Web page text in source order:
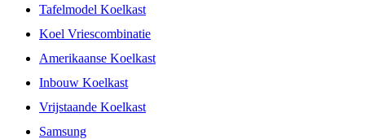
Tafelmodel Koelkast
Koel Vriescombinatie
Amerikaanse Koelkast
Inbouw Koelkast
Vrijstaande Koelkast
Samsung